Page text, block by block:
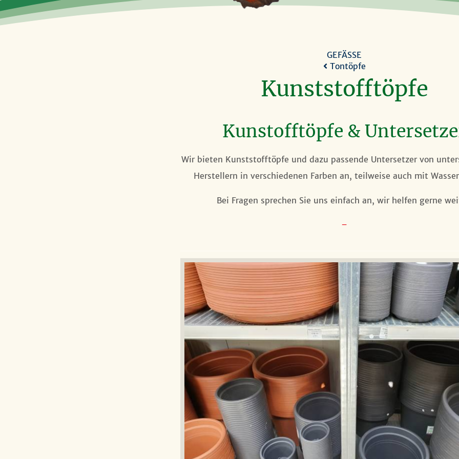
GEFÄSSE
Tontöpfe
Kunststofftöpfe
Kunstofftöpfe &
Wir bieten Kunststofftöpfe und dazu passende Untersetzer von
Herstellern in verschiedenen Farben an, teilweise auch mit
Bei Fragen sprechen Sie uns einfach an, wir helfen gerne
–